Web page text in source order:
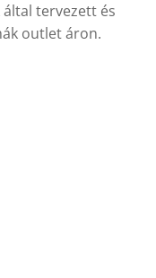
tervezett és
outlet áron.